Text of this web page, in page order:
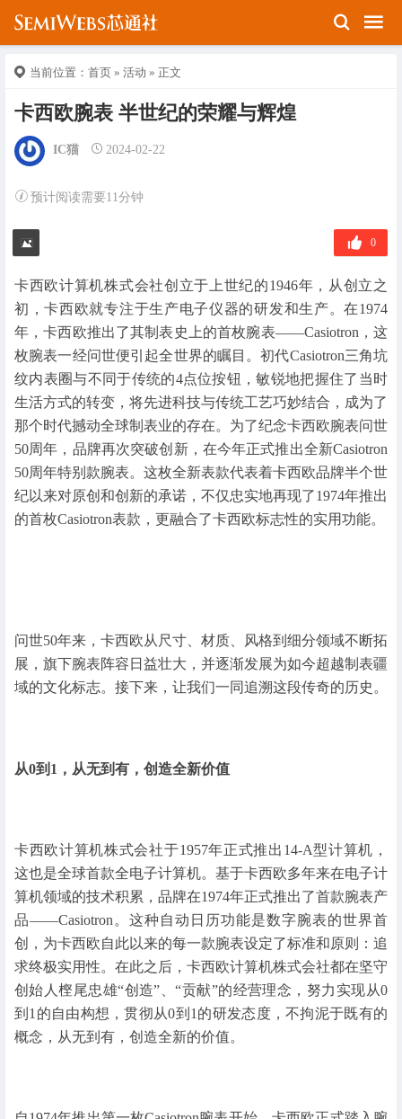
当前位置： 首页 » 活动 » 正文
卡西欧腕表 半世纪的荣耀与辉煌
IC猫 2024-02-22
预计阅读需要11分钟
0
卡西欧计算机株式会社创立于上世纪的1946年，从创立之
初，卡西欧就专注于生产电子仪器的研发和生产。在1974
年，卡西欧推出了其制表史上的首枚腕表——Casiotron，这
枚腕表一经问世便引起全世界的瞩目。初代Casiotron三角坑
纹内表圈与不同于传统的4点位按钮，敏锐地把握住了当时
生活方式的转变，将先进科技与传统工艺巧妙结合，成为了
那个时代撼动全球制表业的存在。为了纪念卡西欧腕表问世
50周年，品牌再次突破创新，在今年正式推出全新Casiotron
50周年特别款腕表。这枚全新表款代表着卡西欧品牌半个世
纪以来对原创和创新的承诺，不仅忠实地再现了1974年推出
的首枚Casiotron表款，更融合了卡西欧标志性的实用功能。
问世50年来，卡西欧从尺寸、材质、风格到细分领域不断拓
展，旗下腕表阵容日益壮大，并逐渐发展为如今超越制表疆
域的文化标志。接下来，让我们一同追溯这段传奇的历史。
从0到1，从无到有，创造全新价值
卡西欧计算机株式会社于1957年正式推出14-A型计算机，
这也是全球首款全电子计算机。基于卡西欧多年来在电子计
算机领域的技术积累，品牌在1974年正式推出了首款腕表产
品——Casiotron。这种自动日历功能是数字腕表的世界首
创，为卡西欧自此以来的每一款腕表设定了标准和原则：追
求终极实用性。在此之后，卡西欧计算机株式会社都在坚守
创始人㭴尾忠雄“创造”、“贡献”的经营理念，努力实现从0
到1的自由构想，贯彻从0到1的研发态度，不拘泥于既有的
概念，从无到有，创造全新的价值。